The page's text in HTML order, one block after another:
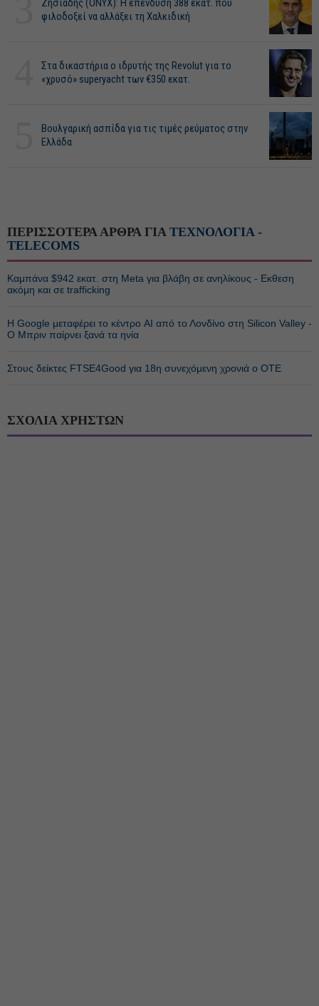
Ζησιάδης (ONYX): Η επένδυση 388 εκατ. που
φιλοδοξεί να αλλάξει τη Χαλκιδική
Στα δικαστήρια ο ιδρυτής της Revolut για το
«χρυσό» superyacht των €350 εκατ.
Βουλγαρική ασπίδα για τις τιμές ρεύματος στην
Ελλάδα
ΠΕΡΙΣΣΟΤΕΡΑ ΑΡΘΡΑ ΓΙΑ ΤΕΧΝΟΛΟΓΙΑ -
TELECOMS
Καμπάνα $942 εκατ. στη Meta για βλάβη σε ανηλίκους - Εκθεση
ακόμη και σε trafficking
Η Google μεταφέρει το κέντρο AI από το Λονδίνο στη Silicon Valley -
Ο Μπριν παίρνει ξανά τα ηνία
Στους δείκτες FTSE4Good για 18η συνεχόμενη χρονιά ο ΟΤΕ
ΣΧΟΛΙΑ ΧΡΗΣΤΩΝ